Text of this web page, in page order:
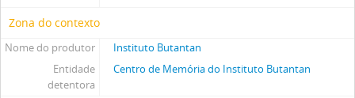
Zona do contexto
Nome do produtor
Instituto Butantan
Entidade
detentora
Centro de Memória do Instituto Butantan